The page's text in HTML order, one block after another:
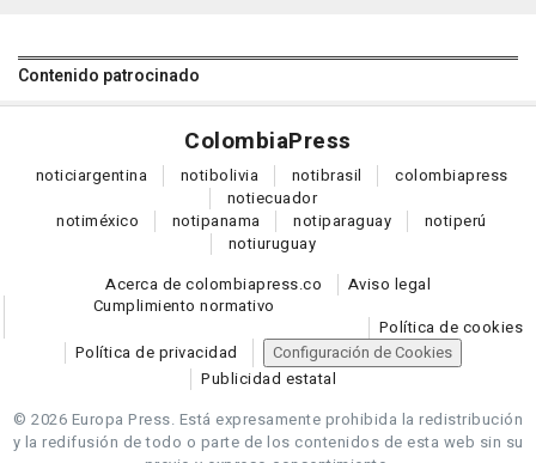
Contenido patrocinado
ColombiaPress
noticiargentina notibolivia notibrasil colombiapress
notiecuador
notiméxico notipanama notiparaguay notiperú
notiuruguay
Acerca de colombiapress.co
Aviso legal
Cumplimiento normativo
Política de cookies
Política de privacidad
Configuración de Cookies
Publicidad estatal
© 2026 Europa Press. Está expresamente prohibida la redistribución
y la redifusión de todo o parte de los contenidos de esta web sin su